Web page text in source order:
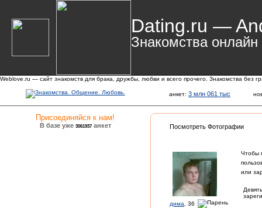
Dating.ru —
Знакомства онлайн
Weblove.ru — сайт знакомств для брака, дружбы, любви и всего прочего. Знакомства без
анкет: 3 млн 061 тыс
Присоединяйся к нам!
В базе уже 3061937анкет Посмотреть Фотографии
дима , 36
Чтобы
или